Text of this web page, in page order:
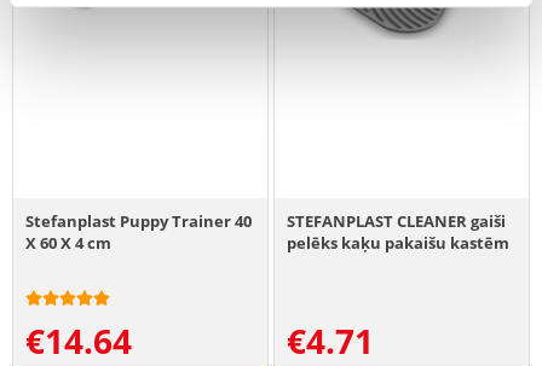
Stefanplast Puppy Trainer 40
X 60 X 4 cm
€14.64
STEFANPLAST CLEANER gaiši
pelēks kaķu pakaišu kastēm
€4.71